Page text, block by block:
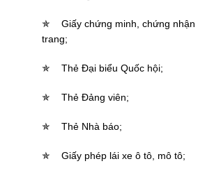
✯ Giấy chứng minh, chứng
trang;
✯ Thẻ Đại biểu Quốc hội;
✯ Thẻ Đảng viên;
✯ Thẻ Nhà báo;
✯ Giấy phép lái xe ô tô, mô tô;